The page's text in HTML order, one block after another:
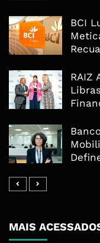
BCI
RAIZ
MAIS